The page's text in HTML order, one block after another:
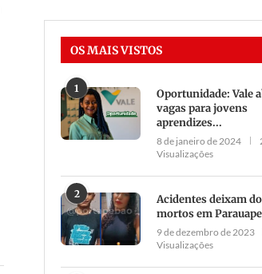
OS MAIS VISTOS
1
Oportunidade: Vale
vagas para jovens
aprendizes...
8 de janeiro de 2024
Visualizações
2
Acidentes deixam
mortos em
9 de dezembro de 2023
Visualizações